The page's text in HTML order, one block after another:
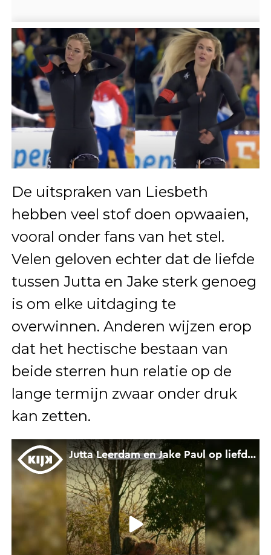
De uitspraken van Liesbeth
hebben veel stof doen opwaaien,
vooral onder fans van het stel.
Velen geloven echter dat de liefde
tussen Jutta en Jake sterk genoeg
is om elke uitdaging te
overwinnen. Anderen wijzen erop
dat het hectische bestaan van
beide sterren hun relatie op de
lange termijn zwaar onder druk
kan zetten.